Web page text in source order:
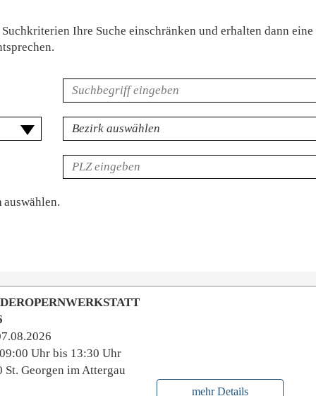
Ihre Suche einschränken und erhalten dann eine
Volltextsuche
für
Veranstaltungen
Bezirk
PLZ
auswählen.
Uhr bis 13:30 Uhr
St. Georgen im Attergau
mehr Details